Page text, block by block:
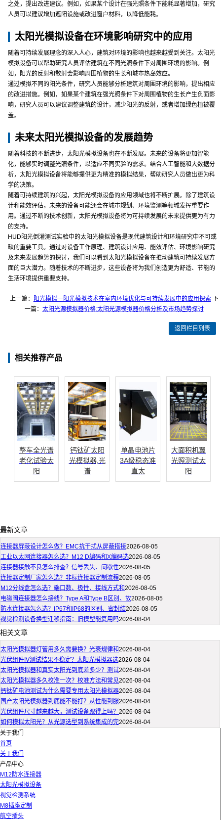
之处，提出改进建议。例如，如果某个设计在强光照条件下能耗显著增加，研究
人员可以建议增加遮阳设施或改进窗户材料，以降低能耗。
太阳光模拟设备在环境影响研究中的应用
随着可持续发展理念的深入人心，建筑对环境的影响也越来越受到关注。太阳光
模拟设备可以帮助研究人员评估建筑在不同光照条件下对周围环境的影响。例
如，阳光的反射和散射会影响周围植物的生长和城市热岛效应。
通过模拟不同的阳光条件，研究人员能够分析建筑对周围环境的影响，提出相应
的改进措施。例如，如果某个建筑在强光照条件下对周围植物的生长产生负面影
响，研究人员可以建议调整建筑的设计，减少阳光的反射，或者增加绿色植被覆
盖。
未来太阳光模拟设备的发展趋势
随着科技的不断进步，太阳光模拟设备也在不断发展。未来的设备将更加智能
化，能够实时调整光照条件，以适应不同实验的需求。结合人工智能和大数据分
析，太阳光模拟设备将能够提供更为精准的模拟结果，帮助研究人员做出更为科
学的决策。
随着可持续建筑的兴起，太阳光模拟设备的应用领域也将不断扩展。除了建筑设
计和能效评估，未来的设备可能还会在城市规划、环境监测等领域发挥重要作
用。通过不断的技术创新，太阳光模拟设备将为可持续发展的未来提供更为有力
的支持。
HUD阳光倒灌测试实验中的太阳光模拟设备是现代建筑设计和环境研究中不可或
缺的重要工具。通过对设备工作原理、建筑设计应用、能效评估、环境影响研究
及未来发展趋势的探讨，我们可以看到太阳光模拟设备在推动建筑可持续发展方
面的巨大潜力。随着技术的不断进步，这些设备将为我们创造更为舒适、节能的
生活环境提供重要支持。
上一篇： 阳光模拟—阳光模拟技术在室内环境优化与可持续发展中的应用探索下
一篇： 太阳光源模拟器价格;太阳光源模拟器价格分析及市场趋势探讨
返回栏目列表
相关推荐产品
整车全光谱
老化试验太
阳
钙钛矿太阳
光模拟器,光
谱
单晶电池片
3A级稳态准
直太
大面积机翼
光照测试太
阳
最新文章
连接器屏蔽设计怎么做？EMC抗干扰从屏蔽搭接2026-08-05
工业以太网连接器怎么选？M12 D编码和X编码选2026-08-05
连接器接触不良怎么排查？信号丢失、间歇性2026-08-05
连接器定制厂家怎么选？非标连接器定制流程2026-08-05
M12分线盒怎么选？端口数、极性、接线方式和2026-08-05
电磁阀连接器怎么接线？Type A和Type B区别、故2026-08-05
防水连接器怎么选？IP67和IP68的区别、密封结2026-08-05
视觉检测设备换型迁移指南：旧模型能复用吗2026-08-04
相关文章
太阳光模拟器灯管用多久需要换？光衰规律和2026-08-04
光伏组件IV测试结果不稳定？太阳光模拟器选2026-08-04
太阳光模拟器和真实太阳光到底差多少？测试2026-08-04
太阳光模拟器多久校准一次？校准方法和常见2026-08-04
钙钛矿电池测试为什么需要专用太阳光模拟器2026-08-04
国产太阳光模拟器到底能不能打？从性能到服2026-08-04
光伏组件尺寸越来越大，测试设备跟得上吗？ 2026-08-04
如何模拟太阳光？从光源选型到系统集成的完2026-08-04
关于我们
首页
关于我们
产品中心
M12防水连接器
太阳光模拟设备
视觉检测系统
M8插座定制
航空插头